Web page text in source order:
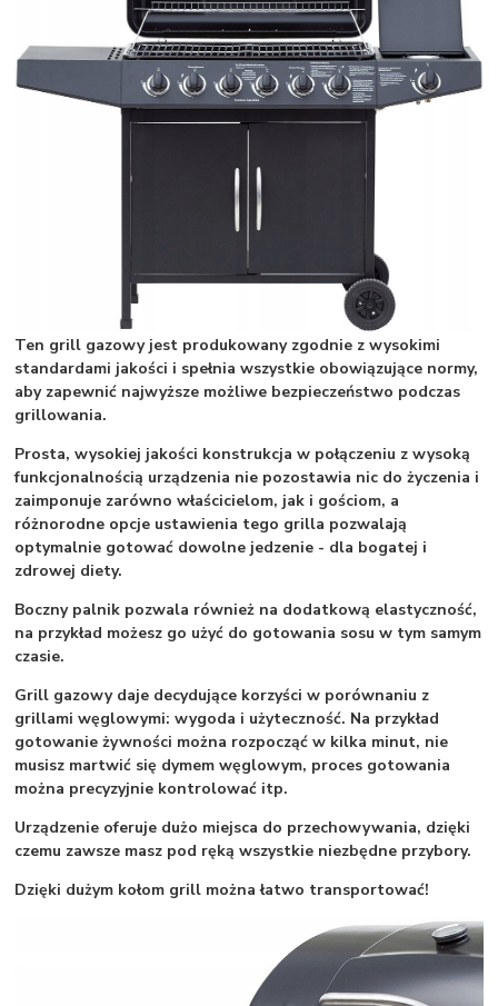
Ten grill gazowy jest produkowany zgodnie z wysokimi
standardami jakości i spełnia wszystkie obowiązujące normy,
aby zapewnić najwyższe możliwe bezpieczeństwo podczas
grillowania.
Prosta, wysokiej jakości konstrukcja w połączeniu z wysoką
funkcjonalnością urządzenia nie pozostawia nic do życzenia i
zaimponuje zarówno właścicielom, jak i gościom, a
różnorodne opcje ustawienia tego grilla pozwalają
optymalnie gotować dowolne jedzenie - dla bogatej i
zdrowej diety.
Boczny palnik pozwala również na dodatkową elastyczność,
na przykład możesz go użyć do gotowania sosu w tym samym
czasie.
Grill gazowy daje decydujące korzyści w porównaniu z
grillami węglowymi: wygoda i użyteczność. Na przykład
gotowanie żywności można rozpocząć w kilka minut, nie
musisz martwić się dymem węglowym, proces gotowania
można precyzyjnie kontrolować itp.
Urządzenie oferuje dużo miejsca do przechowywania, dzięki
czemu zawsze masz pod ręką wszystkie niezbędne przybory.
Dzięki dużym kołom grill można łatwo transportować!